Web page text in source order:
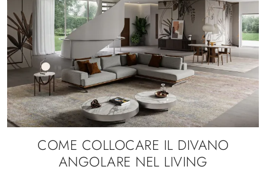
COME COLLOCARE IL DIVANO
ANGOLARE NEL LIVING